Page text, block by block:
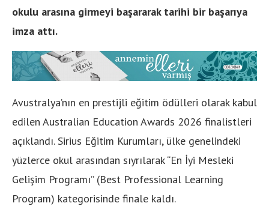
okulu arasına girmeyi başararak tarihi bir başarıya
imza attı.
Avustralya’nın en prestijli eğitim ödülleri olarak kabul
edilen Australian Education Awards 2026 finalistleri
açıklandı. Sirius Eğitim Kurumları, ülke genelindeki
yüzlerce okul arasından sıyrılarak “En İyi Mesleki
Gelişim Programı” (Best Professional Learning
Program) kategorisinde finale kaldı.